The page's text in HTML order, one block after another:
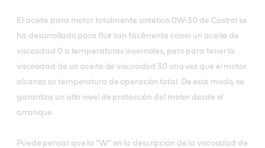
El aceite para motor totalmente sintético 0W-30 de Castrol se
ha desarrollado para fluir tan fácilmente como un aceite de
viscosidad 0 a temperaturas invernales, pero para tener la
viscosidad de un aceite de viscosidad 30 una vez que el motor
alcanza su temperatura de operación total. De este modo, se
garantiza un alto nivel de protección del motor desde el
arranque.
Puede pensar que la “W” en la descripción de la viscosidad de